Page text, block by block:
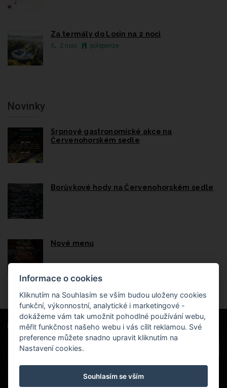
Za termály do Losin na 2 noci
2 noci polopenze
Novinky
Srpnové gastronomické akce na
Červenohorském sedle
Borůvkové hody na Červenohorském sedle
Nové menu
Hotel Červenohorské sedlo
Kouty nad Desnou 80, 788 11 Loučná nad
rezervace@hotelchs.cz
Naši partneři
Projekt EU
Informace o cookies
Kliknutím na Souhlasím se vším budou uloženy cookies
funkční, výkonnostní, analytické i marketingové -
dokážeme vám tak umožnit pohodlné používání webu,
měřit funkčnost našeho webu i vás cílit reklamou. Své
preference můžete snadno upravit kliknutím na
Nastavení cookies.
Souhlasím se vším